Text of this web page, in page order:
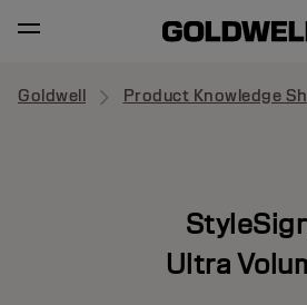
Goldwell Product Knowledge
Ultra